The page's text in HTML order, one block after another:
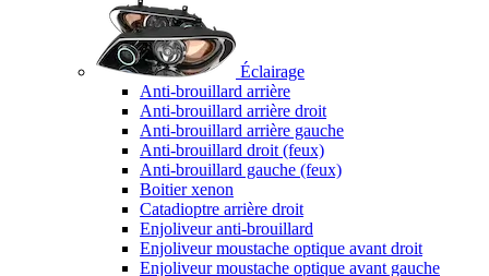
Éclairage
Anti-brouillard arrière
Anti-brouillard arrière droit
Anti-brouillard arrière gauche
Anti-brouillard droit (feux)
Anti-brouillard gauche (feux)
Boitier xenon
Catadioptre arrière droit
Enjoliveur anti-brouillard
Enjoliveur moustache optique avant droit
Enjoliveur moustache optique avant gauche